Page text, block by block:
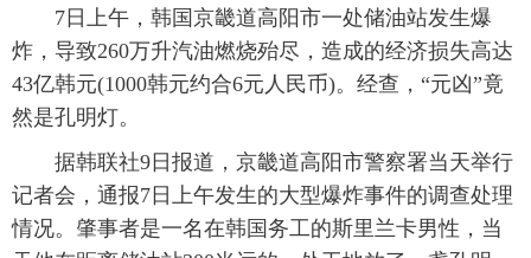
图片 视频 彩票 食品
旅游
金融 公益 军事 无人机
富媒体 摄影 新华广播
7日上午，韩国京畿道高阳市一处储油站发生爆
炸，导致260万升汽油燃烧殆尽，造成的经济损失高达
43亿韩元(1000韩元约合6元人民币)。经查，“元凶”竟
然是孔明灯。
据韩联社9日报道，京畿道高阳市警察署当天举行
记者会，通报7日上午发生的大型爆炸事件的调查处理
情况。肇事者是一名在韩国务工的斯里兰卡男性，当